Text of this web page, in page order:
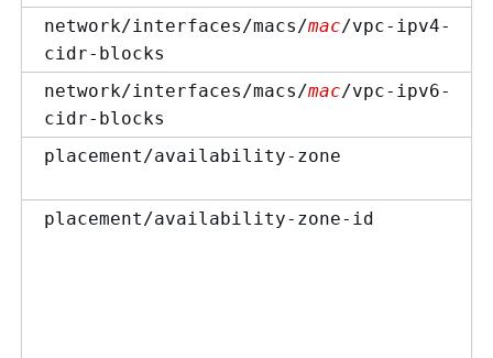
network/interfaces/macs/mac/vpc-ipv4-
cidr-blocks
network/interfaces/macs/mac/vpc-ipv6-
cidr-blocks
placement/availability-zone
placement/availability-zone-id